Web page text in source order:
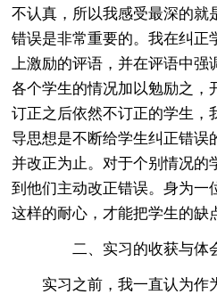
不认真，所以我感受最深的就
错误是非常重要的。我在纠正
上激励的评语，并在评语中
各个学生的情况加以勉励之，
订正之后依然不订正的学生，
导思想是不断给学生纠正错误
并改正为止。对于个别情况的
到他们主动改正错误。身为一
这样的耐心，才能把学生的缺
二、实习的收获与体
实习之前，我一直认为作